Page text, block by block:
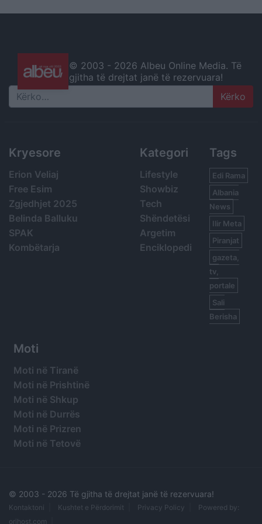
© 2003 - 2026 Albeu Online Media. Të
gjitha të drejtat janë të rezervuara!
Search
Kryesore
Erion Veliaj
Free Esim
Zgjedhjet 2025
Belinda Balluku
SPAK
Kombëtarja
Kategori
Lifestyle
Showbiz
Tech
Shëndetësi
Argetim
Enciklopedi
Tags
Edi Rama
Albania
News
Ilir Meta
Piranjat
gazeta,
tv,
portale
Sali
Berisha
Moti
Moti në Tiranë
Moti në Prishtinë
Moti në Shkup
Moti në Durrës
Moti në Prizren
Moti në Tetovë
© 2003 - 2026 Të gjitha të drejtat janë të rezervuara!
Kontaktoni Kushtet e Përdorimit Privacy Policy
Powered by:
orihost.com